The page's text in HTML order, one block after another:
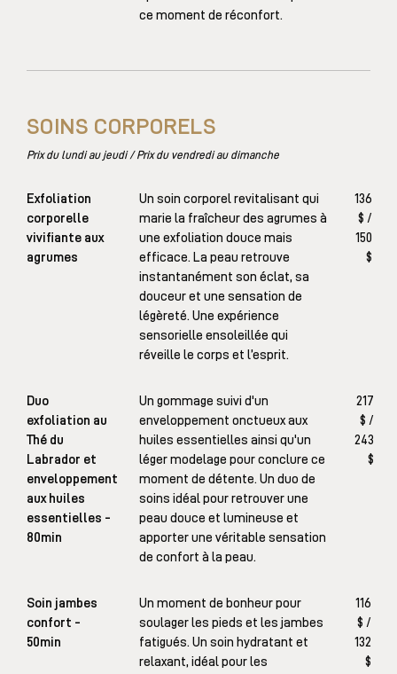
ce moment de réconfort.
SOINS CORPORELS
Prix du lundi au jeudi / Prix du vendredi au dimanche
Exfoliation
corporelle
vivifiante aux
agrumes
Un soin corporel revitalisant qui
marie la fraîcheur des agrumes à
une exfoliation douce mais
efficace. La peau retrouve
instantanément son éclat, sa
douceur et une sensation de
légèreté. Une expérience
sensorielle ensoleillée qui
réveille le corps et l’esprit.
136
$ /
150
$
Duo
exfoliation au
Thé du
Labrador et
enveloppement
aux huiles
essentielles -
80min
Un gommage suivi d'un
enveloppement onctueux aux
huiles essentielles ainsi qu'un
léger modelage pour conclure ce
moment de détente. Un duo de
soins idéal pour retrouver une
peau douce et lumineuse et
apporter une véritable sensation
de confort à la peau.
217
$ /
243
$
Soin jambes
confort -
50min
Un moment de bonheur pour
soulager les pieds et les jambes
fatigués. Un soin hydratant et
relaxant, idéal pour les
116
$ /
132
$